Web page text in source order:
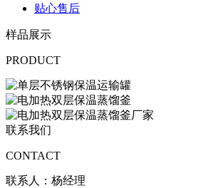
贴心售后
样品展示
PRODUCT
联系我们
CONTACT
联系人：杨经理